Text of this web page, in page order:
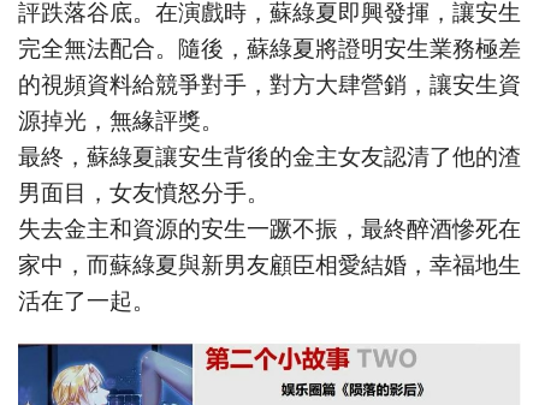
評跌落谷底。在演戲時，蘇綠夏即興發揮，讓安生
完全無法配合。隨後，蘇綠夏將證明安生業務極差
的視頻資料給競爭對手，對方大肆營銷，讓安生資
源掉光，無緣評獎。
最終，蘇綠夏讓安生背後的金主女友認清了他的渣
男面目，女友憤怒分手。
失去金主和資源的安生一蹶不振，最終醉酒慘死在
家中，而蘇綠夏與新男友顧臣相愛結婚，幸福地生
活在了一起。